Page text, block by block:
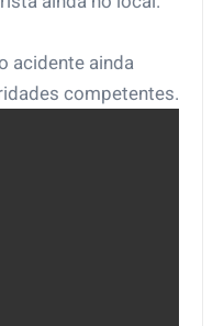
acidente ainda
competentes.